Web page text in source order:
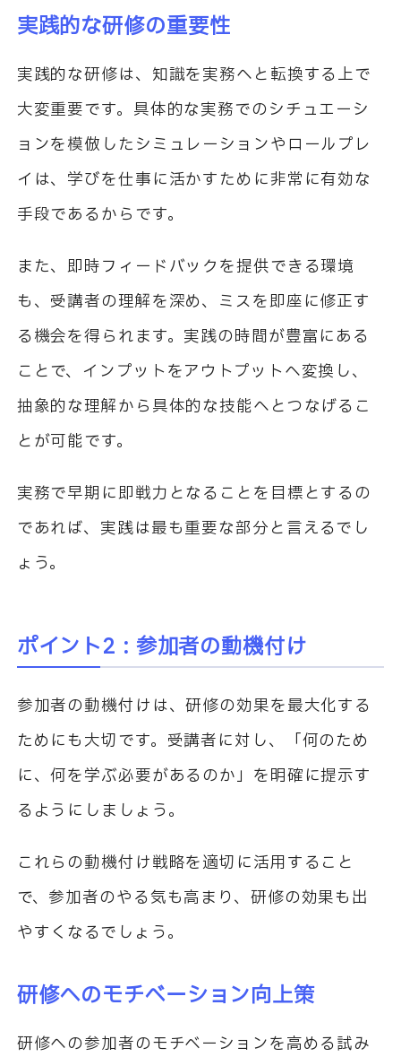
実践的な研修の重要性
実践的な研修は、知識を実務へと転換する上で
大変重要です。具体的な実務でのシチュエーシ
ョンを模倣したシミュレーションやロールプレ
イは、学びを仕事に活かすために非常に有効な
手段であるからです。
また、即時フィードバックを提供できる環境
も、受講者の理解を深め、ミスを即座に修正す
る機会を得られます。実践の時間が豊富にある
ことで、インプットをアウトプットへ変換し、
抽象的な理解から具体的な技能へとつなげるこ
とが可能です。
実務で早期に即戦力となることを目標とするの
であれば、実践は最も重要な部分と言えるでし
ょう。
ポイント2 : 参加者の動機付け
参加者の動機付けは、研修の効果を最大化する
ためにも大切です。受講者に対し、「何のため
に、何を学ぶ必要があるのか」を明確に提示す
るようにしましょう。
これらの動機付け戦略を適切に活用すること
で、参加者のやる気も高まり、研修の効果も出
やすくなるでしょう。
研修へのモチベーション向上策
研修への参加者のモチベーションを高める試み